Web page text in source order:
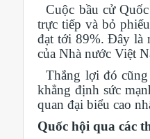
Cuộc bầu cử
trực tiếp và bỏ
đạt tới 89%. Đây là
của Nhà nước Việt
Thắng lợi đó
khẳng định sức
quan đại biểu cao
Quốc hội qua các